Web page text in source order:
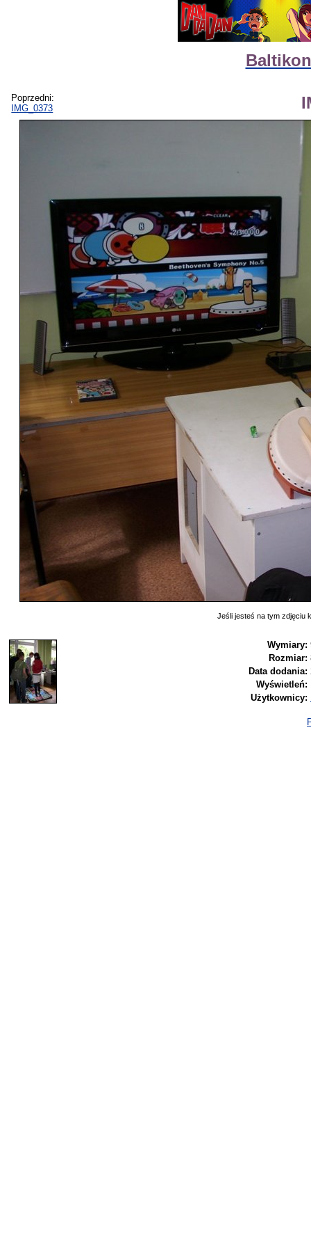
Poprzedni:
IMG_0373
Jeśli jesteś na tym zdjęciu
Wymiary:
Rozmiar:
Data dodania:
Wyświetleń:
Użytkownicy: